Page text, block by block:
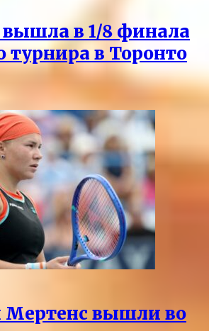
вышла в 1/8 финала
турнира в Торонто
вышли во